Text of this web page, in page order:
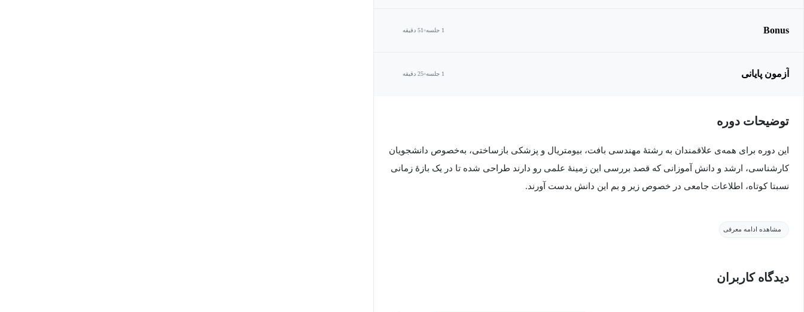
Bonus 1 جلسه 51 دقیقه
آزمون پایانی 1 جلسه 25 دقیقه
توضیحات دوره
این دوره برای همه‌ی علاقمندان به رشتۀ مهندسی بافت، بیومتریال و پزشکی بازساختی، به‌خصوص دانشجویان
کارشناسی، ارشد و دانش آموزانی که قصد بررسی این زمینۀ علمی رو دارند طراحی شده تا در یک بازۀ زمانی
نسبتا کوتاه، اطلاعات جامعی در خصوص زیر و بم این دانش بدست آورند.
مشاهده ادامه معرفی
دیدگاه کاربران